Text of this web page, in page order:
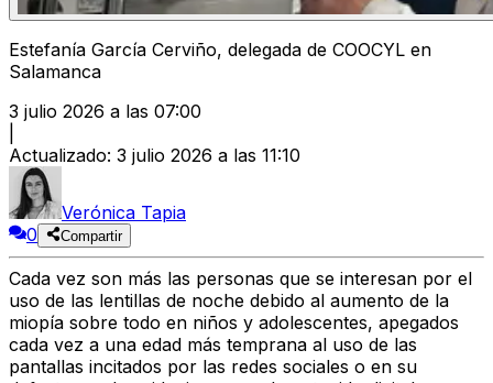
Estefanía García Cerviño, delegada de COOCYL en
Salamanca
3 julio 2026 a las 07:00
Actualizado: 3 julio 2026 a las 11:10
Verónica Tapia
0
Compartir
Cada vez son más las personas que se interesan por el
uso de las lentillas de noche debido al aumento de la
miopía sobre todo en niños y adolescentes, apegados
cada vez a una edad más temprana al uso de las
pantallas incitados por las redes sociales o en su